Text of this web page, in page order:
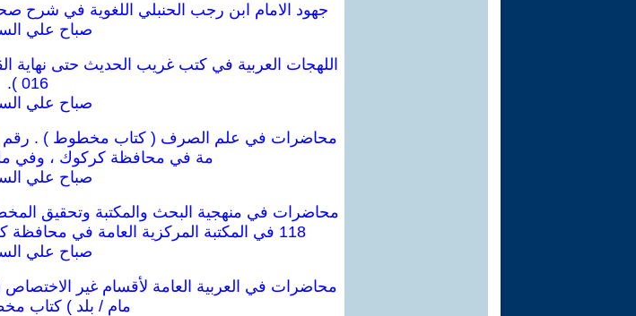
جهود الامام ابن رجب الحنبلي اللغوية في شرح صحيح
صباح علي
016 ).
صباح علي
مة في محافظة كركوك ، وفي
صباح علي
118 في المكتبة المركزية العامة في محافظة كركوك. وفي ملتقى أهل الحديث 2006.
صباح علي
محاضرات في العربية العامة لأقسام غير
مام / بلد ) كتاب